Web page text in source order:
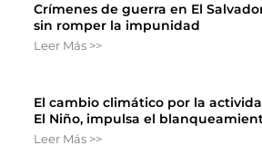
Crímenes de guerra en El
sin romper la impunidad
Leer Más >>
El cambio climático por la
El Niño, impulsa el
Leer Más >>